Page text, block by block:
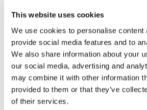
This website uses cookies
We use cookies to personalise content
provide social media features and to
We also share information about your
our social media, advertising and
may combine it with other information
provided to them or that they’ve
of their services.
jih
30. oktober 2024
6 vrst
njihove uporabe
11. oktober 2024